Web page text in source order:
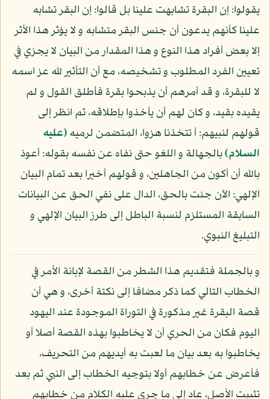
يقولوا: إن البقرة تشابهت علينا بل قالوا: إن البقر تشابه
علينا كأنهم يدعون أن جنس البقر متشابه و لا يؤثر هذا الأثر
إلا بعض أفراد هذا النوع و هذا المقدار من البيان لا يجزي في
تعيين الفرد المطلوب و تشخيصه، مع أن التأثير لله عز اسمه
لا للبقرة، و قد أمرهم أن يذبحوا بقرة فأطلق القول و لم
يقيده بقيد، و كان لهم أن يأخذوا بإطلاقه، ثم انظر إلى
قولهم لنبيهم: أ تتخذنا هزوا، المتضمن لرميه(عليه
السلام)بالجهالة و اللغو حتى نفاه عن نفسه بقوله: أعوذ
بالله أن أكون من الجاهلين، و قولهم أخيرا بعد تمام البيان
الإلهي: الآن جئت بالحق، الدال على نفي الحق عن البيانات
السابقة المستلزم لنسبة الباطل إلى طرز البيان الإلهي و
التبليغ النبوي.
و بالجملة فتقديم هذا الشطر من القصة لإبانة الأمر في
الخطاب التالي كما ذكر مضافا إلى نكتة أخرى، و هي أن
قصة البقرة غير مذكورة في التوراة الموجودة عند اليهود
اليوم فكان من الحري أن لا يخاطبوا بهذه القصة أصلا أو
يخاطبوا به بعد بيان ما لعبت به أيديهم من التحريف،
فأعرض عن خطابهم أولا بتوجيه الخطاب إلى النبي ثم بعد
تثبيت الأصل، عاد إلى ما جرى عليه الكلام من خطابهم